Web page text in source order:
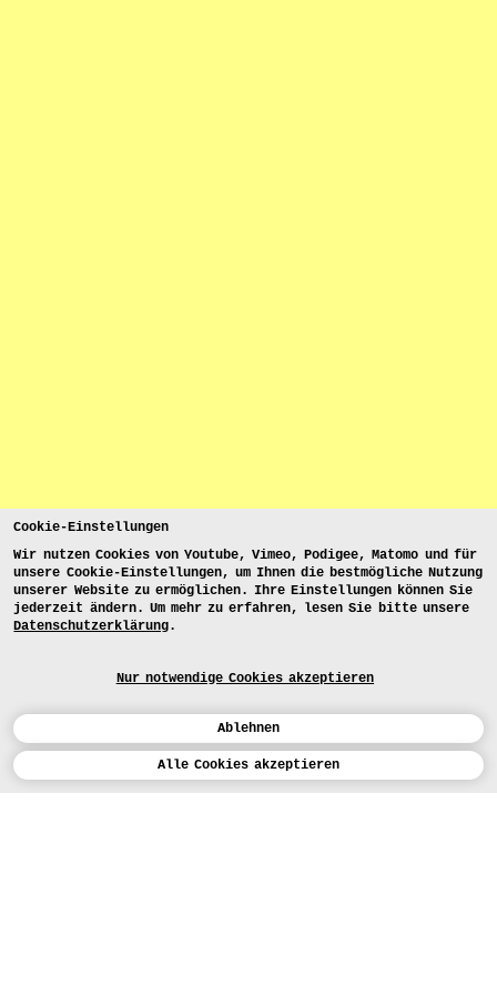
Cookie-Einstellungen
Wir nutzen Cookies von Youtube, Vimeo, Podigee, Matomo und für
unsere Cookie-Einstellungen, um Ihnen die bestmögliche Nutzung
unserer Website zu ermöglichen. Ihre Einstellungen können Sie
jederzeit ändern. Um mehr zu erfahren, lesen Sie bitte unsere
Datenschutzerklärung.
Nur notwendige Cookies akzeptieren
Ablehnen
Alle Cookies akzeptieren
Kalender